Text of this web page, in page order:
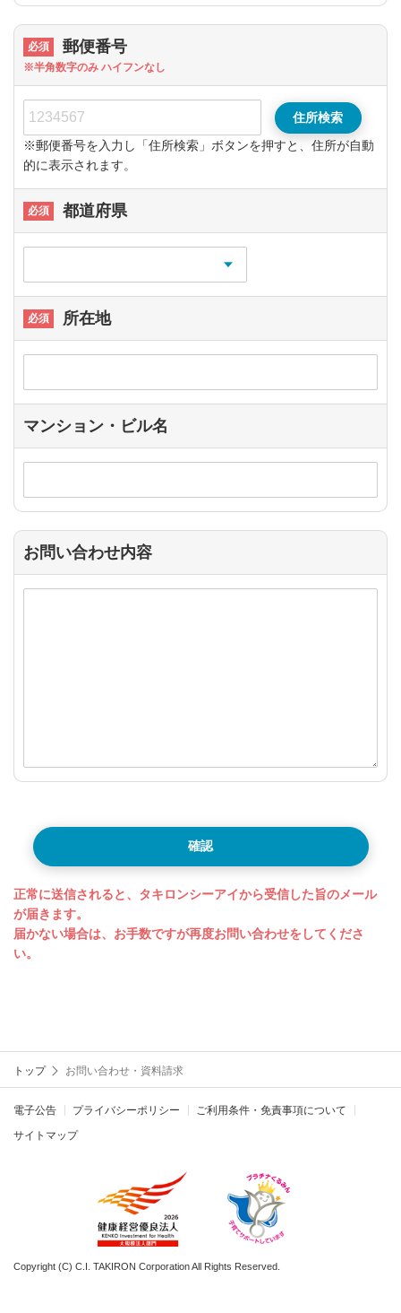
郵便番号
※半角数字のみ ハイフンなし
住所検索
※郵便番号を入力し「住所検索」ボタンを押すと、住所が自動
的に表示されます。
都道府県
所在地
マンション・ビル名
お問い合わせ内容
確認
正常に送信されると、タキロンシーアイから受信した旨のメール
が届きます。
届かない場合は、お手数ですが再度お問い合わせをしてくださ
い。
トップ お問い合わせ・資料請求
電子公告 プライバシーポリシー
ご利用条件・免責事項について
サイトマップ
Copyright (C) C.I. TAKIRON Corporation All Rights Reserved.